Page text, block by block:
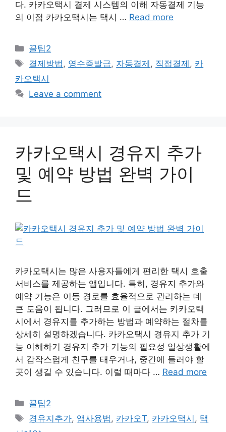
다. 카카오택시 결제 시스템의 이해 자동결제 기능
의 이점 카카오택시는 택시 … Read more
Categories
꿀팁2
Tags
결제방법, 영수증발급, 자동결제 , 직접결제 , 카
카오택시
Leave a comment
카카오택시 경유지 추가
및 예약 방법 완벽 가이
드
카카오택시는 많은 사용자들에게 편리한 택시 호출
서비스를 제공하는 앱입니다. 특히, 경유지 추가와
예약 기능은 이동 경로를 효율적으로 관리하는 데
큰 도움이 됩니다. 그러므로 이 글에서는 카카오택
시에서 경유지를 추가하는 방법과 예약하는 절차를
상세히 설명하겠습니다. 카카오택시 경유지 추가 기
능 이해하기 경유지 추가 기능의 필요성 일상생활에
서 갑작스럽게 친구를 태우거나, 중간에 들러야 할
곳이 생길 수 있습니다. 이럴 때마다 … Read more
Categories
꿀팁2
Tags
경유지추가, 앱사용법, 카카오T, 카카오택시 , 택